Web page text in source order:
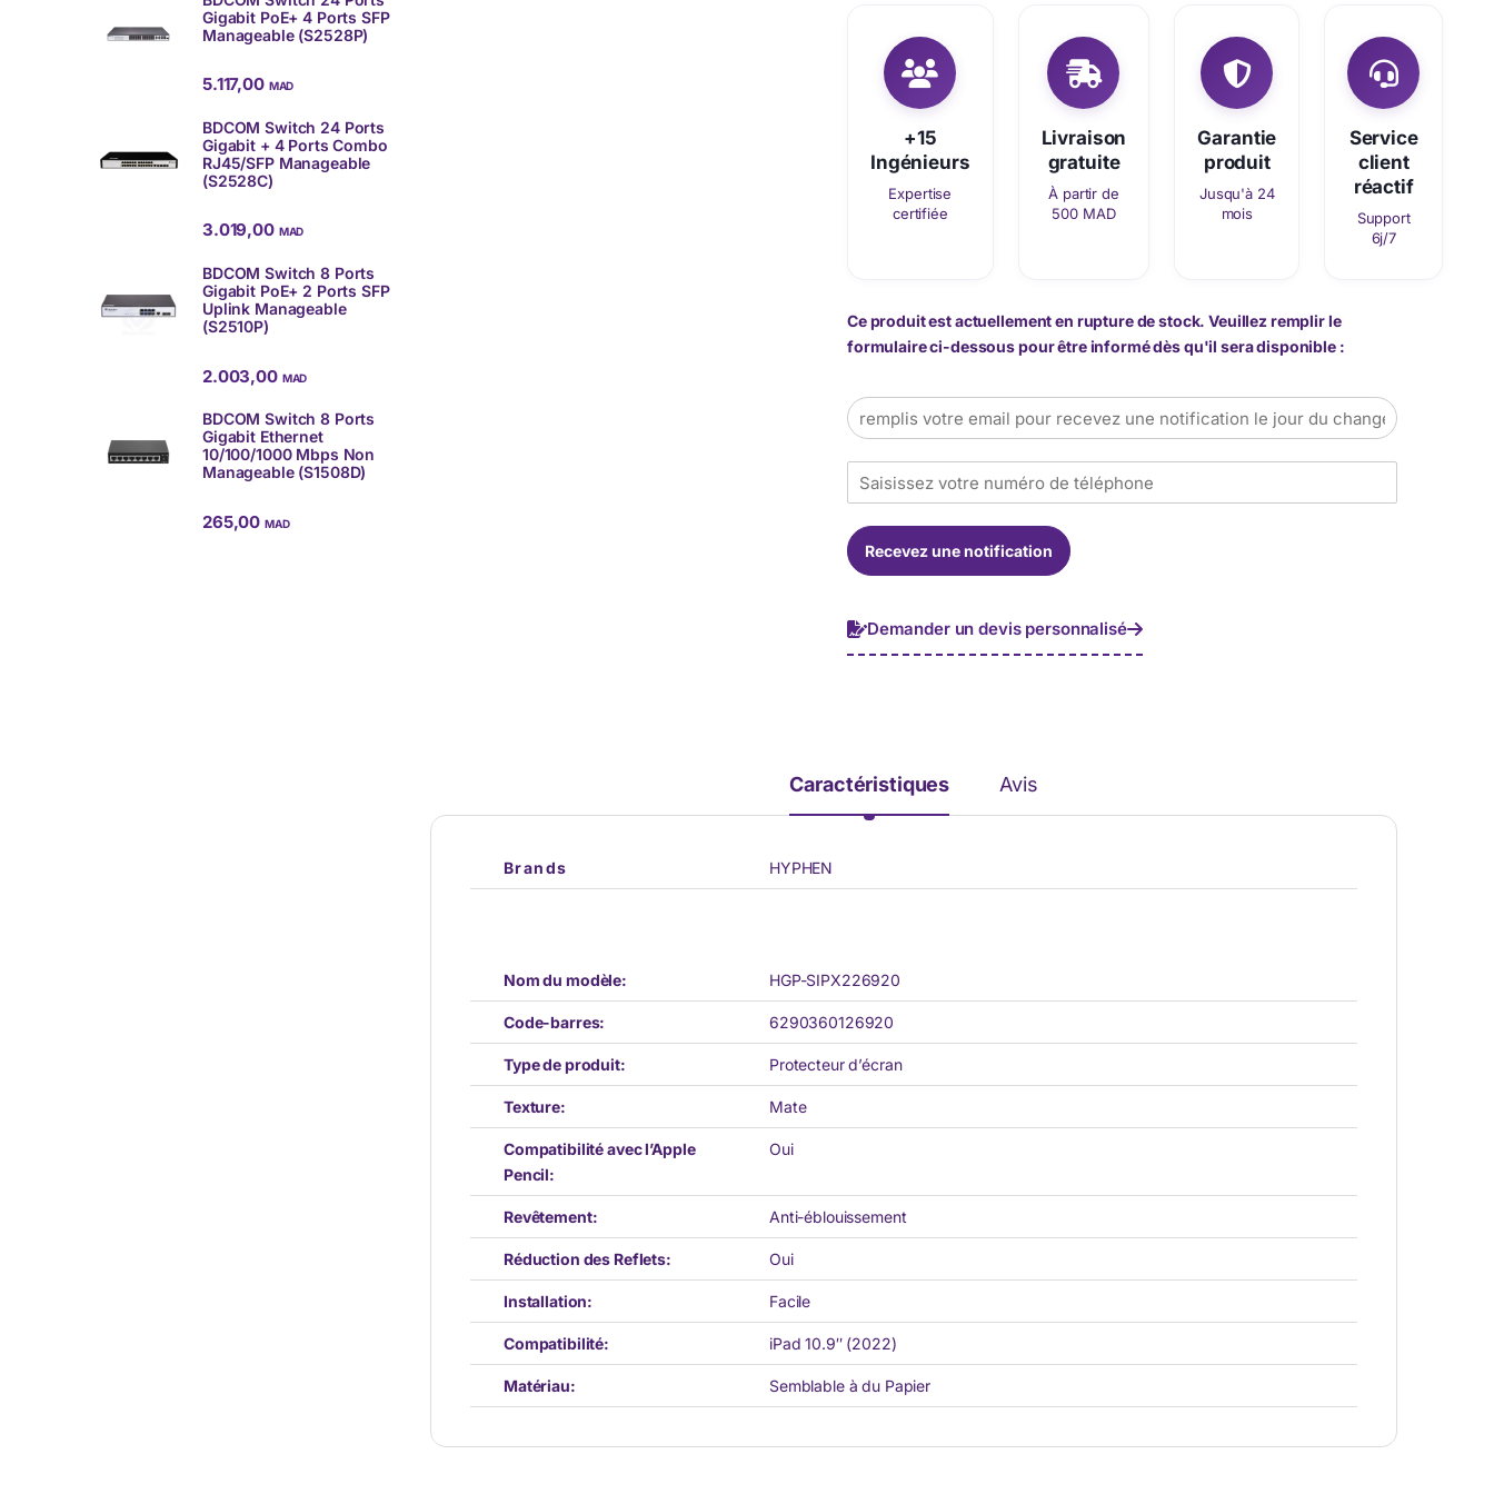
+15
Ingénieurs
Expertise
certifiée
Livraison
gratuite
À partir de
500 MAD
Garantie
produit
Jusqu'à 24
mois
Service
client
réactif
Support
6j/7
Ce produit est actuellement en rupture de stock. Veuillez remplir le
formulaire ci-dessous pour être informé dès qu'il sera disponible :
E
m
é
p
n
e
Recevez une notification
Demander un devis personnalisé
Caractéristiques Avis
Brands HYPHEN
Nom du modèle: HGP-SIPX226920
Code-barres: 6290360126920
Type de produit: Protecteur d’écran
Texture: Mate
Compatibilité avec l’Apple
Pencil:
Oui
Revêtement: Anti-éblouissement
Réduction des Reflets: Oui
Installation: Facile
Compatibilité: iPad 10.9″ (2022)
Matériau: Semblable à du Papier
Gigabit PoE+ 4 Ports SFP
Manageable (S2528P)
5.117,00 MAD
BDCOM Switch 24 Ports
Gigabit + 4 Ports Combo
RJ45/SFP Manageable
(S2528C)
3.019,00 MAD
BDCOM Switch 8 Ports
Gigabit PoE+ 2 Ports SFP
Uplink Manageable
(S2510P)
2.003,00 MAD
BDCOM Switch 8 Ports
Gigabit Ethernet
10/100/1000 Mbps Non
Manageable (S1508D)
265,00MAD